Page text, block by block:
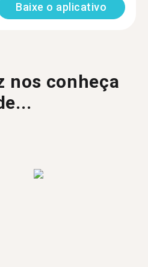
Baixe o aplicativo
nos conheça